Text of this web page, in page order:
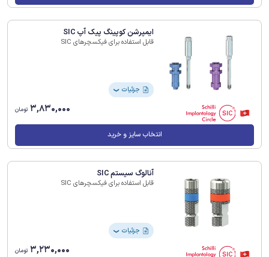
ایمپرشن کوپینگ پیک آپ SIC
قابل استفاده برای فیکسچرهای SIC
جزئیات ❯
3,830,000 تومان
انتخاب سایز و خرید
آنالوگ سیستم SIC
قابل استفاده برای فیکسچرهای SIC
جزئیات ❯
3,230,000 تومان